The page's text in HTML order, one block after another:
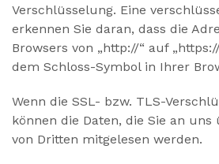
Verschlüsselung. Eine
erkennen Sie daran, dass die
Browsers von „http://“ auf
dem Schloss-Symbol in Ihrer
Wenn die SSL- bzw. TLS-
können die Daten, die Sie an
von Dritten mitgelesen werden.